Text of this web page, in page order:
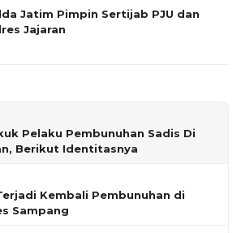
Jatim Pimpin Sertijab PJU dan
Jajaran
Pelaku Pembunuhan Sadis Di
Berikut Identitasnya
Kembali Pembunuhan di
Sampang